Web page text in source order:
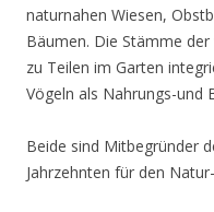
naturnahen Wiesen,
Bäumen. Die Stämme
zu Teilen im Garten
Vögeln als Nahrungs-und
Beide sind Mitbegründer
Jahrzehnten für den